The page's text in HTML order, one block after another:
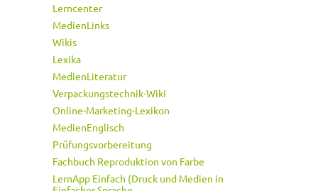
Lerncenter
MedienLinks
Wikis
Lexika
MedienLiteratur
Verpackungstechnik-Wiki
Online-Marketing-Lexikon
MedienEnglisch
Prüfungsvorbereitung
Fachbuch Reproduktion von Farbe
LernApp Einfach (Druck und Medien in